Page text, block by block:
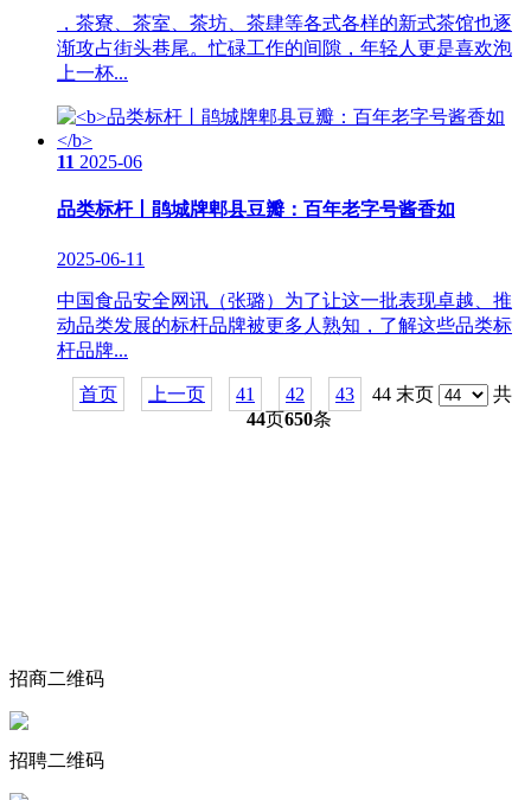
，茶寮、茶室、茶坊、茶肆等各式各样的新式茶馆也逐
渐攻占街头巷尾。忙碌工作的间隙，年轻人更是喜欢泡
上一杯...
11 2025-06
品类标杆丨鹃城牌郫县豆瓣：百年老字号酱香如
2025-06-11
中国食品安全网讯（张璐）为了让这一批表现卓越、推
动品类发展的标杆品牌被更多人熟知，了解这些品类标
杆品牌...
首页 上一页 41 42 43 44 末页
共
44页650条
招商二维码
招聘二维码